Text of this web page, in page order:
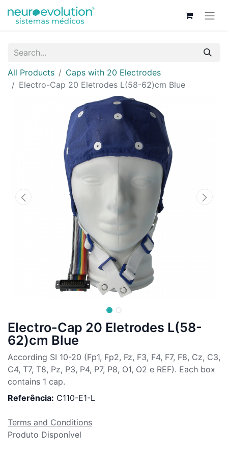
All Products
Caps with 20 Electrodes
Electro-Cap 20 Eletrodes L(58-62)cm Blue
Electro-Cap 20 Eletrodes L(58-
62)cm Blue
According SI 10-20 (Fp1, Fp2, Fz, F3, F4, F7, F8, Cz, C3,
C4, T7, T8, Pz, P3, P4, P7, P8, O1, O2 e REF). Each box
contains 1 cap.
Referência: C110-E1-L
Terms and Conditions
Produto Disponível